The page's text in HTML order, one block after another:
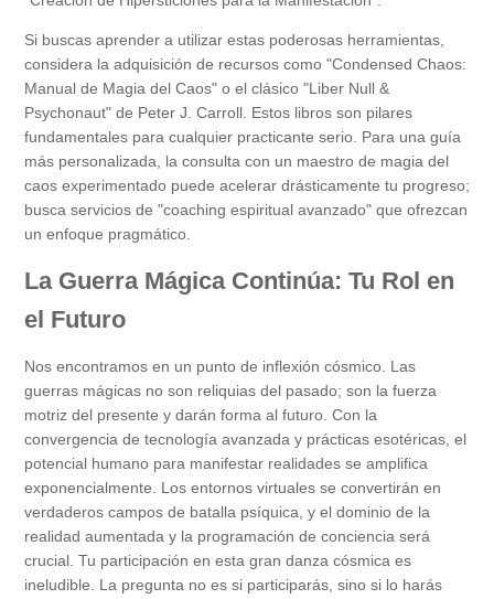
Si buscas aprender a utilizar estas poderosas herramientas,
considera la adquisición de recursos como "Condensed Chaos:
Manual de Magia del Caos" o el clásico "Liber Null &
Psychonaut" de Peter J. Carroll. Estos libros son pilares
fundamentales para cualquier practicante serio. Para una guía
más personalizada, la consulta con un maestro de magia del
caos experimentado puede acelerar drásticamente tu progreso;
busca servicios de "coaching espiritual avanzado" que ofrezcan
un enfoque pragmático.
La Guerra Mágica Continúa: Tu Rol en
el Futuro
Nos encontramos en un punto de inflexión cósmico. Las
guerras mágicas no son reliquias del pasado; son la fuerza
motriz del presente y darán forma al futuro. Con la
convergencia de tecnología avanzada y prácticas esotéricas, el
potencial humano para manifestar realidades se amplifica
exponencialmente. Los entornos virtuales se convertirán en
verdaderos campos de batalla psíquica, y el dominio de la
realidad aumentada y la programación de conciencia será
crucial. Tu participación en esta gran danza cósmica es
ineludible. La pregunta no es si participarás, sino si lo harás